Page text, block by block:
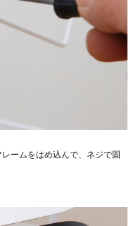
ームをはめ込んで、ネジで固